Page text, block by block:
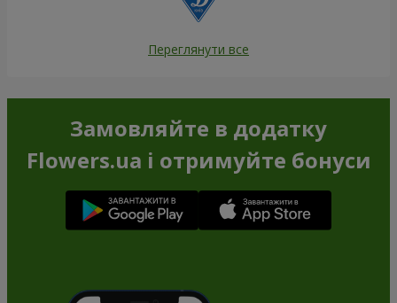
Переглянути все
Замовляйте в додатку
Flowers.ua і отримуйте бонуси